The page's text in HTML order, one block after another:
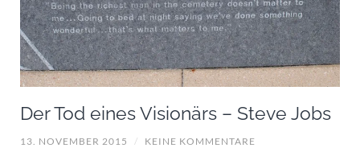
Der Tod eines Visionärs – Steve Jobs
13. NOVEMBER 2015 / KEINE KOMMENTARE